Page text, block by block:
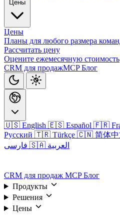
Цены
Цены
Планы для любого размера
Рассчитать цену
Оцените ежемесячную стоимость
CRM для продажMCPБлог
🇺🇸 English 🇪🇸 Español 🇫🇷
Русский 🇹🇷 Türkçe 🇨🇳 简体中
🇸🇦 العربية
CRM для продаж MCPБлог
Продукты
Решения
Цены